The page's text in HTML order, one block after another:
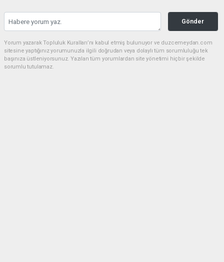
Gönder
Yorum yazarak Topluluk Kuralları’nı kabul etmiş bulunuyor ve duzcemeydan.com
sitesine yaptığınız yorumunuzla ilgili doğrudan veya dolaylı tüm sorumluluğu tek
başınıza üstleniyorsunuz. Yazılan tüm yorumlardan site yönetimi hiçbir şekilde
sorumlu tutulamaz.